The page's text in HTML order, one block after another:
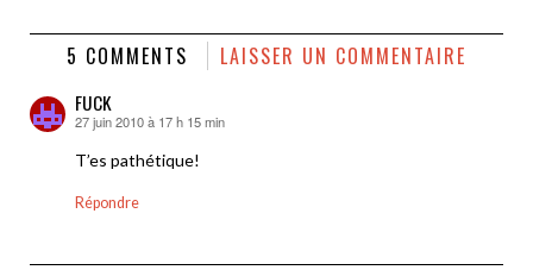
5 COMMENTS LAISSER UN COMMENTAIRE
FUCK
dit :
27 juin 2010 à 17 h 15 min
T’es pathétique!
Répondre